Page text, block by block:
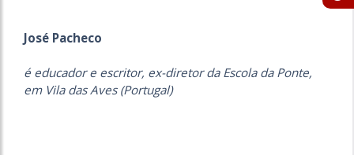
José Pacheco
é educador e escritor, ex-diretor da Escola da Ponte,
em Vila das Aves (Portugal)